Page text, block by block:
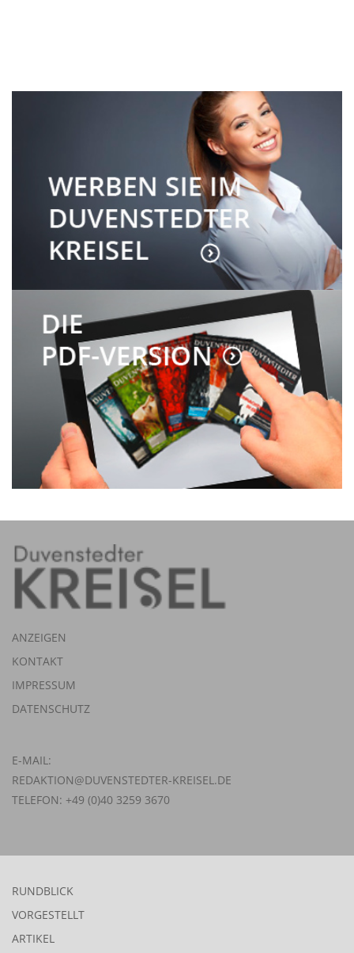
ANZEIGEN
KONTAKT
IMPRESSUM
DATENSCHUTZ
E-MAIL:
REDAKTION@DUVENSTEDTER-KREISEL.DE
TELEFON: +49 (0)40 3259 3670
RUNDBLICK
VORGESTELLT
ARTIKEL